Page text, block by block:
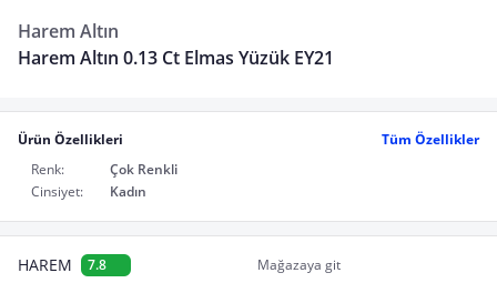
Harem Altın
Harem Altın 0.13 Ct Elmas Yüzük EY21
Ürün Özellikleri
Tüm Özellikler
Renk:
Çok Renkli
Cinsiyet:
Kadın
HAREM 7.8 Mağazaya git